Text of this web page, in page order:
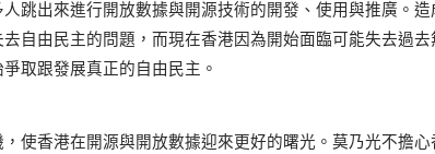
跳出來進行開放數據與開源技術的開發、使用與推廣。造
自由民主的問題，而現在香港因為開始面臨可能失去過去
取跟發展真正的自由民主。
使香港在開源與開放數據迎來更好的曙光。莫乃光不擔心